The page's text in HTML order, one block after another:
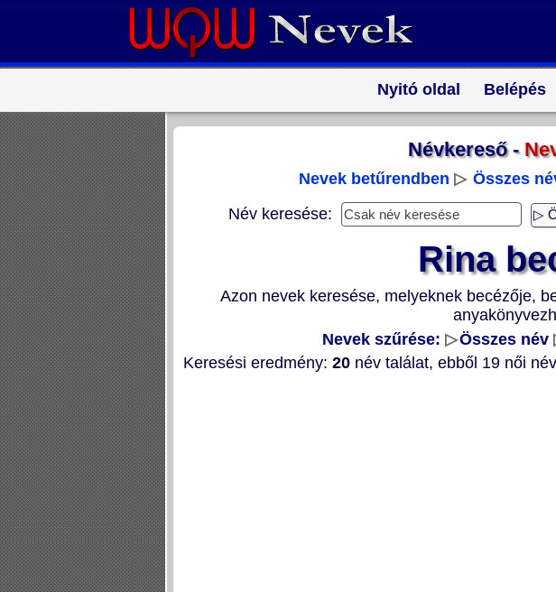
Nyitó oldal Belépés
Névkereső -
Nevek betűrendben ▷ Összes
Név keresése:
Rina
Azon nevek keresése, melyeknek becézője,
Nevek szűrése: ▷Összes név
Keresési eredmény: 20 név találat, ebből 19 női